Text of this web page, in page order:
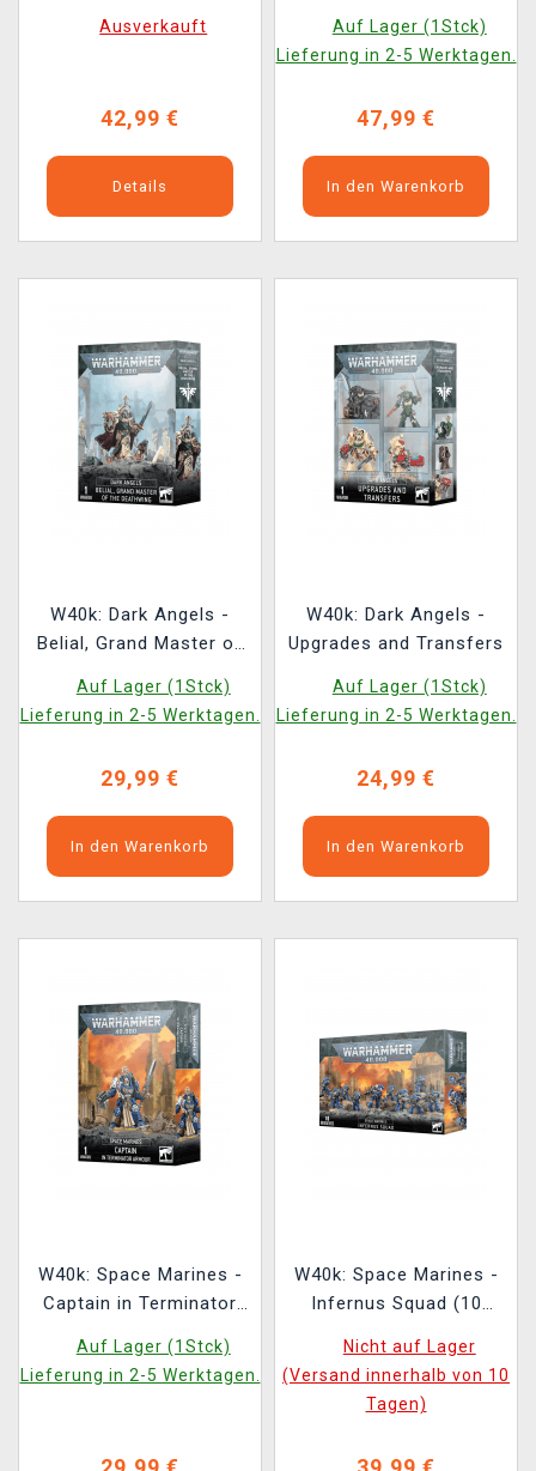
Ausverkauft
42,99 €
Details
Auf Lager (1Stck)
Lieferung in 2-5 Werktagen.
47,99 €
In den Warenkorb
W40k: Dark Angels -
Belial, Grand Master of
Auf Lager (1Stck)
Lieferung in 2-5 Werktagen.
29,99 €
In den Warenkorb
W40k: Dark Angels -
Upgrades and Transfers
Auf Lager (1Stck)
Lieferung in 2-5 Werktagen.
24,99 €
In den Warenkorb
W40k: Space Marines -
Captain in Terminator
Auf Lager (1Stck)
Lieferung in 2-5 Werktagen.
W40k: Space Marines -
Infernus Squad (10
Nicht auf Lager
(Versand innerhalb von 10
Tagen)